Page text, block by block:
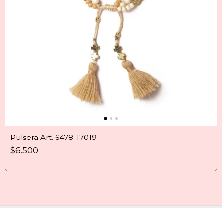
Pulsera Art. 6478-17019
$6.500